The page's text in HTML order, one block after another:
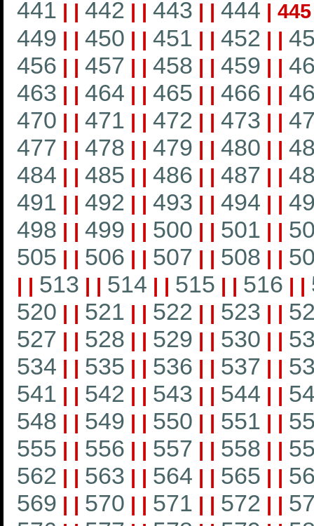
441 | | 442 | | 443 | | 444 | 445
449 | | 450 | | 451 | | 452 | |
456 | | 457 | | 458 | | 459 | |
463 | | 464 | | 465 | | 466 | |
470 | | 471 | | 472 | | 473 | |
477 | | 478 | | 479 | | 480 | |
484 | | 485 | | 486 | | 487 | |
491 | | 492 | | 493 | | 494 | |
498 | | 499 | | 500 | | 501 | |
505 | | 506 | | 507 | | 508 | |
| | 513 | | 514 | | 515 | | 516 | |
520 | | 521 | | 522 | | 523 | |
527 | | 528 | | 529 | | 530 | |
534 | | 535 | | 536 | | 537 | |
541 | | 542 | | 543 | | 544 | |
548 | | 549 | | 550 | | 551 | |
555 | | 556 | | 557 | | 558 | |
562 | | 563 | | 564 | | 565 | |
569 | | 570 | | 571 | | 572 | |